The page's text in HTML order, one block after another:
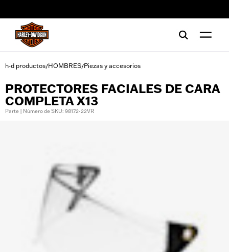
h-d productos/HOMBRES/Piezas y accesorios
PROTECTORES FACIALES DE CARA
COMPLETA X13
Parte | Número de SKU: 98172-22VR